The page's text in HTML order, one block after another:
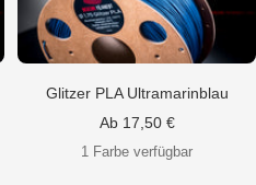
Glitzer PLA Ultramarinblau
Angebotspreis
Ab 17,50 €
1 Farbe verfügbar